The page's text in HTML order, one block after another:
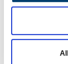
Tien verdwenen